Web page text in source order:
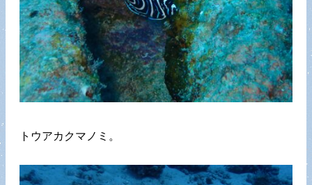
トウアカクマノミ。